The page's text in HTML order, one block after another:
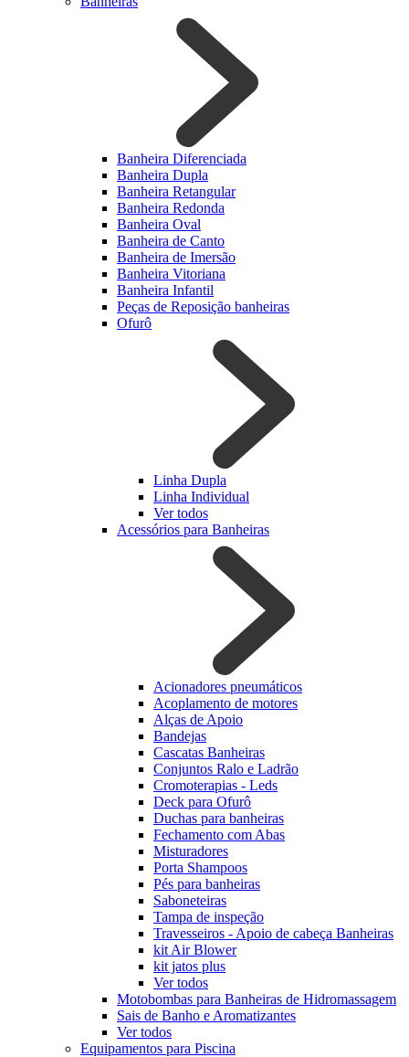
Banheira Diferenciada
Banheira Dupla
Banheira Retangular
Banheira Redonda
Banheira Oval
Banheira de Canto
Banheira de Imersão
Banheira Vitoriana
Banheira Infantil
Peças de Reposição banheiras
Ofurô
Linha Dupla
Linha Individual
Ver todos
Acessórios para Banheiras
Acionadores pneumáticos
Acoplamento de motores
Alças de Apoio
Bandejas
Cascatas Banheiras
Conjuntos Ralo e Ladrão
Cromoterapias - Leds
Deck para Ofurô
Duchas para banheiras
Fechamento com Abas
Misturadores
Porta Shampoos
Pés para banheiras
Saboneteiras
Tampa de inspeção
Travesseiros - Apoio de cabeça Banheiras
kit Air Blower
kit jatos plus
Ver todos
Motobombas para Banheiras de Hidromassagem
Sais de Banho e Aromatizantes
Ver todos
Equipamentos para Piscina